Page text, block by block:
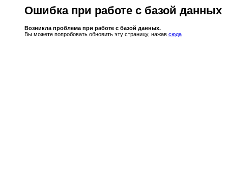
Ошибка при работе с базой данных
Возникла проблема при работе с базой данных.
Вы можете попробовать обновить эту страницу, нажав сюда